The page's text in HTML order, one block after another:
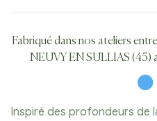
Fabriqué dans nos ateliers
NEUVY EN SULLIAS (45)
Inspiré des profondeurs de